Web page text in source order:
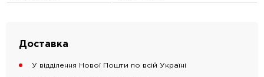
Доставка
У відділення Нової Пошти по всій Україні